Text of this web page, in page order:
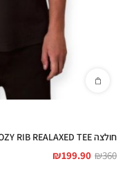
חולצה CALVIN KLEIN COZY RIB REALAXED TEE
₪360
₪199.90